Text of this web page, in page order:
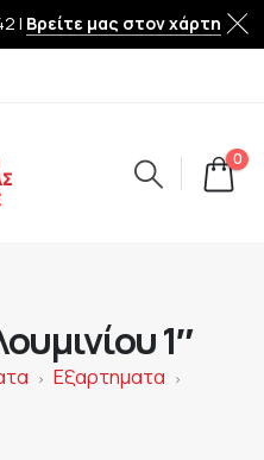
| Βρείτε μας στον χάρτη
0
1″
> Εξαρτηματα >